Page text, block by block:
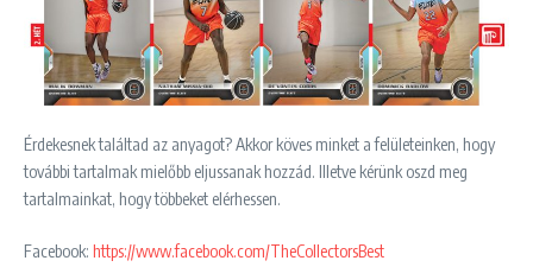
Érdekesnek találtad az anyagot? Akkor köves minket a felületeinken, hogy
további tartalmak mielőbb eljussanak hozzád. Illetve kérünk oszd meg
tartalmainkat, hogy többeket elérhessen.
Facebook: https://www.facebook.com/TheCollectorsBest